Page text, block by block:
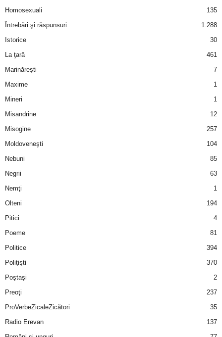
Homosexuali
135
Întrebări şi răspunsuri
1.288
Istorice
30
La ţară
461
Marinăreşti
7
Maxime
1
Mineri
1
Misandrine
12
Misogine
257
Moldoveneşti
104
Nebuni
85
Negrii
63
Nemţi
1
Olteni
194
Pitici
4
Poeme
81
Politice
394
Poliţişti
370
Poştaşi
2
Preoţi
237
ProVerbeZicaleZicători
35
Radio Erevan
137